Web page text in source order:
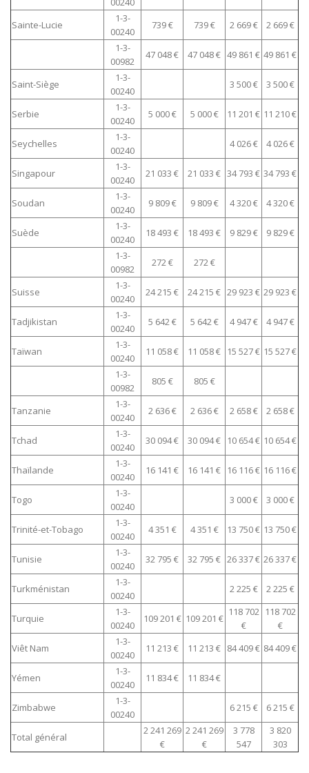
Sainte-Lucie
1-3-
00240
739 € 739 € 2 669 €
2 669 €
1-3-
00982
47 048 € 47 048 € 49 861 € 49 861 €
Saint-Siège
1-3-
00240
3 500 € 3 500 €
Serbie
1-3-
00240
5 000 € 5 000 € 11 201 € 11 210 €
Seychelles
1-3-
00240
4 026 € 4 026 €
Singapour
1-3-
00240
21 033 € 21 033 € 34 793 € 34 793 €
Soudan
1-3-
00240
9 809 € 9 809 € 4 320 € 4 320 €
Suède
1-3-
00240
18 493 € 18 493 € 9 829 €
9 829 €
1-3-
00982
272 € 272 €
Suisse
1-3-
00240
24 215 € 24 215 € 29 923 € 29 923 €
Tadjikistan
1-3-
00240
5 642 € 5 642 € 4 947 € 4 947 €
Taïwan
1-3-
00240
11 058 € 11 058 € 15 527 € 15 527 €
1-3-
00982
805 € 805 €
Tanzanie
1-3-
00240
2 636 € 2 636 € 2 658 € 2 658 €
Tchad
1-3-
00240
30 094 € 30 094 € 10 654 € 10 654 €
Thaïlande
1-3-
00240
16 141 € 16 141 € 16 116 € 16 116 €
Togo
1-3-
00240
3 000 € 3 000 €
Trinité-et-Tobago
1-3-
00240
4 351 € 4 351 € 13 750 € 13 750 €
Tunisie
1-3-
00240
32 795 € 32 795 € 26 337 € 26 337 €
Turkménistan
1-3-
00240
2 225 € 2 225 €
Turquie
1-3-
00240
109 201 € 109 201 €
118 702
€
118 702
€
Viêt Nam
1-3-
00240
11 213 € 11 213 € 84 409 € 84 409 €
Yémen
1-3-
00240
11 834 € 11 834 €
Zimbabwe
1-3-
00240
6 215 € 6 215 €
Total général
2 241 269
€
2 241 269
€
3 778
547
3 820
303